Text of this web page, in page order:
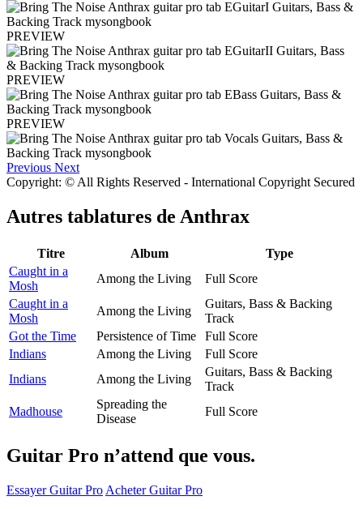
PREVIEW
PREVIEW
PREVIEW
Previous Next
Copyright: © All Rights Reserved - International Copyright Secured
Autres tablatures de Anthrax
Titre Album
Type
Caught in a
Mosh
Among the Living
Full Score
Caught in a
Mosh
Among the Living
Guitars, Bass & Backing
Track
Got the Time
Persistence of Time
Full Score
Indians
Among the Living
Full Score
Indians
Among the Living
Guitars, Bass & Backing
Track
Madhouse
Spreading the
Disease
Full Score
Guitar Pro n’attend que vous.
Essayer Guitar Pro Acheter Guitar Pro